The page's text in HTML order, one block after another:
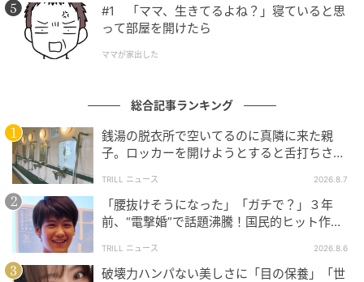
を合わせて登場したキャサリン皇太子妃。
耳元で揺れているのは、フランスのブランド、セザン
#1 「ママ、生きてるよね？」寝ていると思
って部屋を開けたら
ママが家出した
総合記事ランキング
銭湯の脱衣所で空いてるのに真隣に来た親
子。ロッカーを開けようとすると舌打ちさ
中で拍手」
TRILL ニュース 2026.8.7
「腰抜けそうになった」「ガチで？」３年
前、“電撃婚”で話題沸騰！国民的ヒット作
TRILL ニュース 2026.8.6
破壊力ハンパない美しさに「目の保養」「世